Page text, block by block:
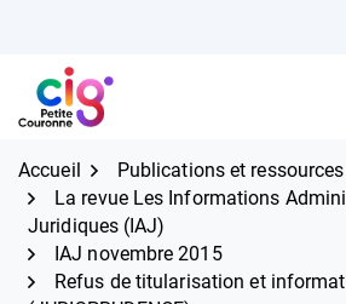
contenu
CIG Petite Couronne
Expertise et
Accueil
Publications et ressources
La revue Les Informations
Juridiques (IAJ)
IAJ novembre 2015
Refus de titularisation et